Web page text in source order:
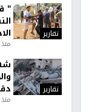
تقارير
"
منذ 8
تقارير
منذ 11 ثانية